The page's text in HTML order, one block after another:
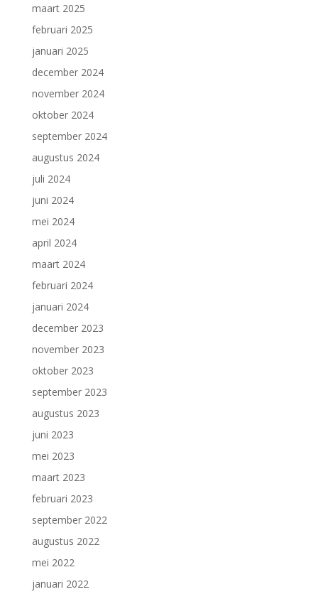
maart 2025
februari 2025
januari 2025
december 2024
november 2024
oktober 2024
september 2024
augustus 2024
juli 2024
juni 2024
mei 2024
april 2024
maart 2024
februari 2024
januari 2024
december 2023
november 2023
oktober 2023
september 2023
augustus 2023
juni 2023
mei 2023
maart 2023
februari 2023
september 2022
augustus 2022
mei 2022
januari 2022